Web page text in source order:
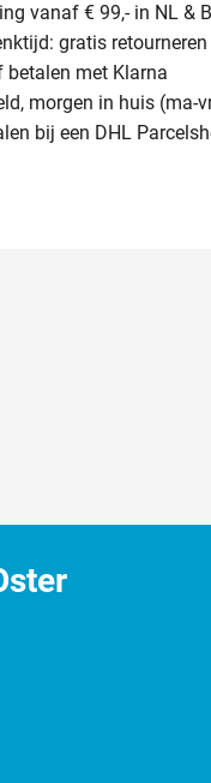
vanaf € 99,- in NL &
gratis retourneren
betalen met Klarna
morgen in huis (ma-
bij een DHL